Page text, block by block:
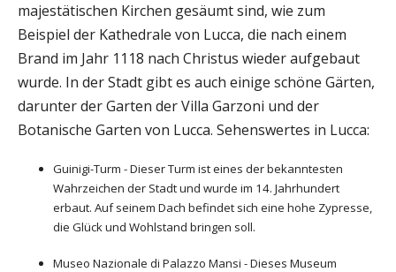
majestätischen Kirchen gesäumt sind, wie zum
Beispiel der Kathedrale von Lucca, die nach einem
Brand im Jahr 1118 nach Christus wieder aufgebaut
wurde. In der Stadt gibt es auch einige schöne Gärten,
darunter der Garten der Villa Garzoni und der
Botanische Garten von Lucca. Sehenswertes in Lucca:
Guinigi-Turm - Dieser Turm ist eines der bekanntesten
Wahrzeichen der Stadt und wurde im 14. Jahrhundert
erbaut. Auf seinem Dach befindet sich eine hohe Zypresse,
die Glück und Wohlstand bringen soll.
Museo Nazionale di Palazzo Mansi - Dieses Museum